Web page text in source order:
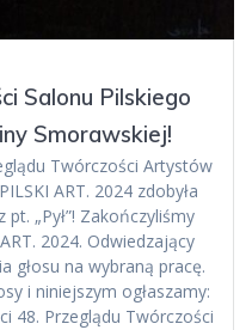
Salonu Pilskiego
Smorawskiej!
Twórczości Artystów
ART. 2024 zdobyła
„Pył”! Zakończyliśmy
2024. Odwiedzający
głosu na wybraną pracę.
i niniejszym ogłaszamy:
48. Przeglądu Twórczości